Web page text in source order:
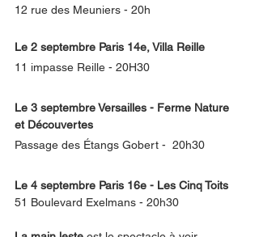
12 rue des Meuniers - 20h
Le 2 septembre Paris 14e, Villa Reille
11 impasse Reille - 20H30
Le 3 septembre Versailles - Ferme Nature
et Découvertes
Passage des Étangs Gobert -  20h30
Le 4 septembre Paris 16e - Les Cinq Toits
51 Boulevard Exelmans - 20h30